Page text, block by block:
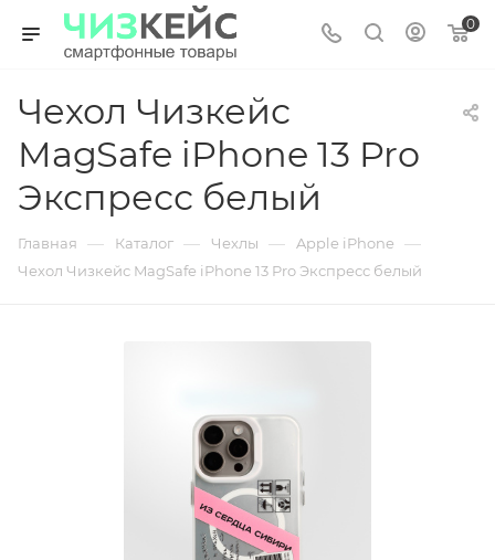
0
Чехол Чизкейс
MagSafe iPhone 13 Pro
Экспресс белый
Главная — Каталог — Чехлы — Apple iPhone —
Чехол Чизкейс MagSafe iPhone 13 Pro Экспресс белый